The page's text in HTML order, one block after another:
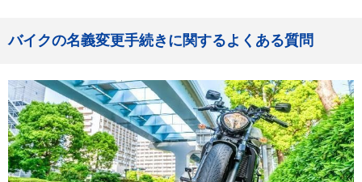
バイクの名義変更手続きに関するよくある質問